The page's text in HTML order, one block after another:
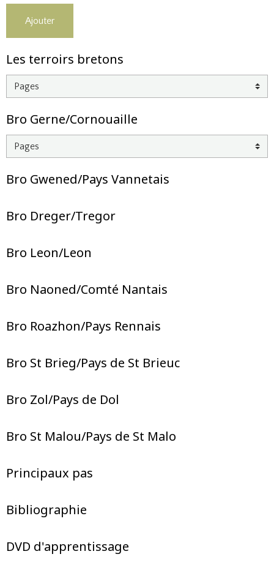
Ajouter
Les terroirs bretons
Bro Gerne/Cornouaille
Bro Gwened/Pays Vannetais
Bro Dreger/Tregor
Bro Leon/Leon
Bro Naoned/Comté Nantais
Bro Roazhon/Pays Rennais
Bro St Brieg/Pays de St Brieuc
Bro Zol/Pays de Dol
Bro St Malou/Pays de St Malo
Principaux pas
Bibliographie
DVD d'apprentissage